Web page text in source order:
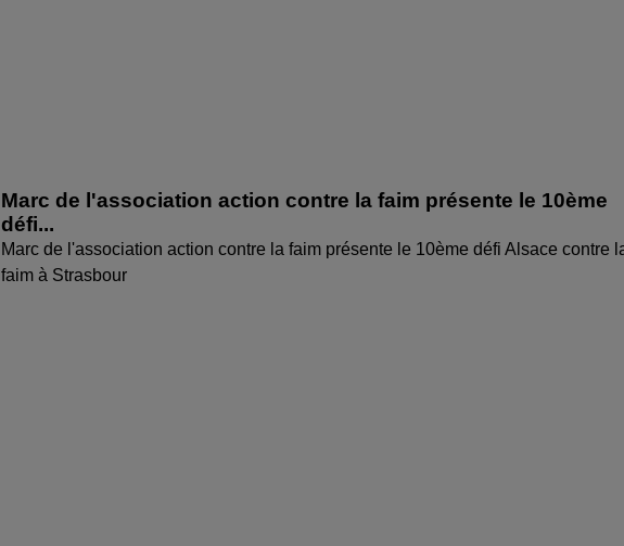
Marc de l'association action contre la faim présente le 10ème
défi...
Marc de l'association action contre la faim présente le 10ème défi Alsace contre
faim à Strasbour